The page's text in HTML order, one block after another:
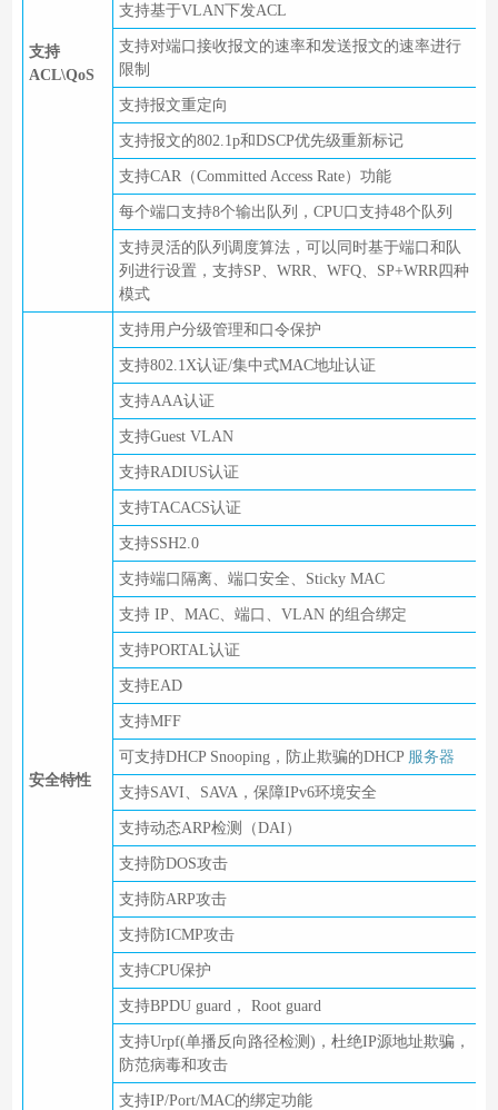
支持
ACL\QoS
支持基于VLAN下发ACL
支持对端口接收报文的速率和发送报文的速率进行
限制
支持报文重定向
支持报文的802.1p和DSCP优先级重新标记
支持CAR（Committed Access Rate）功能
每个端口支持8个输出队列，CPU口支持48个队列
支持灵活的队列调度算法，可以同时基于端口和队
列进行设置，支持SP、WRR、WFQ、SP+WRR四种
模式
安全特性
支持用户分级管理和口令保护
支持802.1X认证/集中式MAC地址认证
支持AAA认证
支持Guest VLAN
支持RADIUS认证
支持TACACS认证
支持SSH2.0
支持端口隔离、端口安全、Sticky MAC
支持 IP、MAC、端口、VLAN 的组合绑定
支持PORTAL认证
支持EAD
支持MFF
可支持DHCP Snooping，防止欺骗的DHCP 服务器
支持SAVI、SAVA，保障IPv6环境安全
支持动态ARP检测（DAI）
支持防DOS攻击
支持防ARP攻击
支持防ICMP攻击
支持CPU保护
支持BPDU guard， Root guard
支持Urpf(单播反向路径检测)，杜绝IP源地址欺骗，
防范病毒和攻击
支持IP/Port/MAC的绑定功能